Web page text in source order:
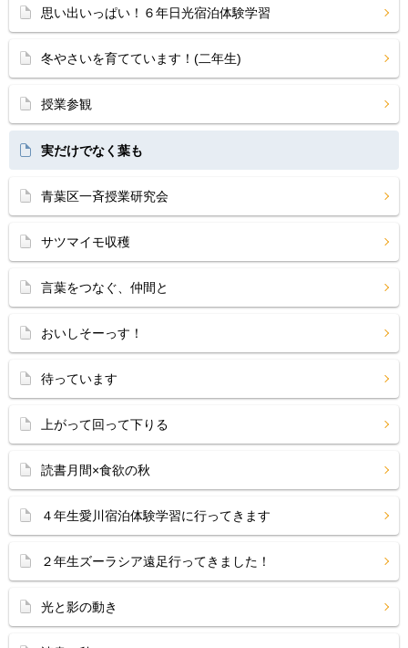
思い出いっぱい！６年日光宿泊体験学習
冬やさいを育てています！(二年生)
授業参観
実だけでなく葉も
青葉区一斉授業研究会
サツマイモ収穫
言葉をつなぐ、仲間と
おいしそーっす！
待っています
上がって回って下りる
読書月間×食欲の秋
４年生愛川宿泊体験学習に行ってきます
２年生ズーラシア遠足行ってきました！
光と影の動き